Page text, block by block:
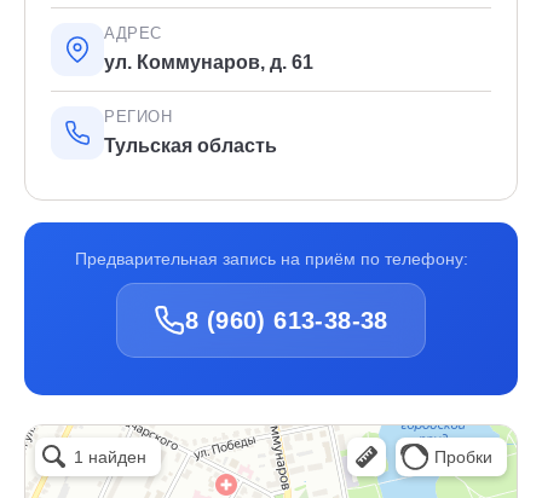
АДРЕС
ул. Коммунаров, д. 61
РЕГИОН
Тульская область
Предварительная запись на приём по телефону:
8 (960) 613-38-38